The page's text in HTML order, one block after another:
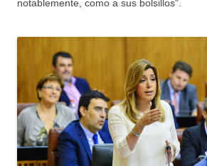
notablemente, como a sus bolsillos”.